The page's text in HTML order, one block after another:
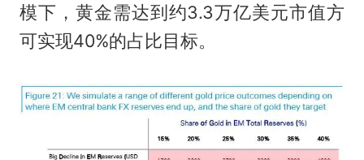
模下，黄金需达到约3.3万亿美元市值方
可实现40%的占比目标。